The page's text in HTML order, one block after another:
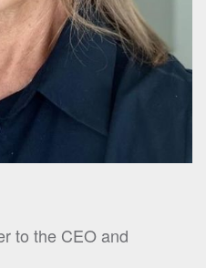
to the CEO and